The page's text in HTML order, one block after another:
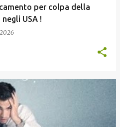
per colpa della
USA !